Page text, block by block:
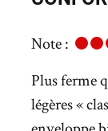
Note :
Plus ferme
légères «